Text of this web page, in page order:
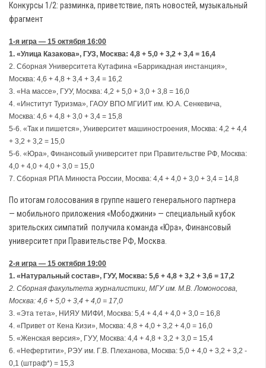
Конкурсы 1/2: разминка, приветствие, пять новостей, музыкальный
фрагмент
1-я игра — 15 октября 16:00
1. «Улица Казакова», ГУЗ, Москва: 4,8 + 5,0 + 3,2 + 3,4 = 16,4
2. Сборная Университета Кутафина «Баррикадная инстанция»,
Москва: 4,6 + 4,8 + 3,4 + 3,4 = 16,2
3. «На массе», ГУУ, Москва: 4,2 + 5,0 + 3,0 + 3,8 = 16,0
4. «Институт Туризма», ГАОУ ВПО МГИИТ им. Ю.А. Сенкевича,
Москва: 4,6 + 4,8 + 3,0 + 3,4 = 15,8
5-6. «Так и пишется», Университет машиностроения, Москва: 4,2 + 4,4
+ 3,2 + 3,2 = 15,0
5-6. «Юра», Финансовый университет при Правительстве РФ, Москва:
4,0 + 4,0 + 4,0 + 3,0 = 15,0
7. Сборная РПА Минюста России, Москва: 4,4 + 4,0 + 3,0 + 3,4 = 14,8
По итогам голосования в группе нашего генерального партнера
— мобильного приложения «Мободжини» — специальный кубок
зрительских симпатий получила команда «Юра», Финансовый
университет при Правительстве РФ, Москва.
2-я игра — 15 октября 19:00
1. «Натуральный состав», ГУУ, Москва: 5,6 + 4,8 + 3,2 + 3,6 = 17,2
2. Сборная факультета журналистики, МГУ им. М.В. Ломоносова,
Москва: 4,6 + 5,0 + 3,4 + 4,0 = 17,0
3. «Эта тета», НИЯУ МИФИ, Москва: 5,4 + 4,4 + 4,0 + 3,0 = 16,8
4. «Привет от Кена Кизи», Москва: 4,8 + 4,0 + 3,2 + 4,0 = 16,0
5. «Женская версия», ГУУ, Москва: 4,4 + 4,8 + 3,2 + 3,0 = 15,4
6. «Нефертити», РЭУ им. Г.В. Плеханова, Москва: 5,0 + 4,0 + 3,2 + 3,2 -
0,1 (штраф*) = 15,3